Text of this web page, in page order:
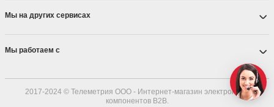
Мы на других сервисах
Мы работаем с
2017-2024 © Телеметрия ООО - Интернет-магазин электронных
компонентов B2B.